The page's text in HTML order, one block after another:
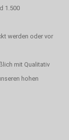
1.500
werden oder vor
mit Qualitativ
hohen